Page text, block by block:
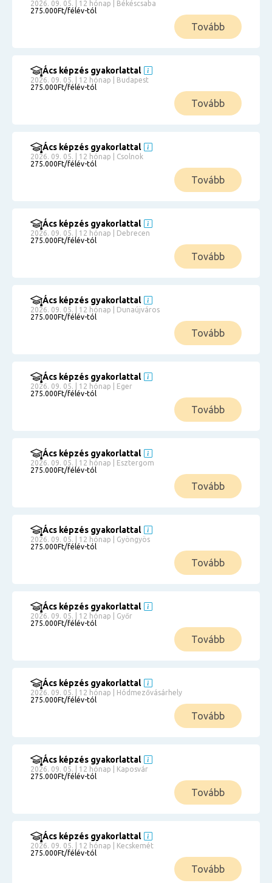
2026. 09. 05. | 12 hónap | Békéscsaba
275.000Ft/félév-tól
Tovább
Ács képzés gyakorlattal
2026. 09. 05. | 12 hónap | Budapest
275.000Ft/félév-tól
Tovább
Ács képzés gyakorlattal
2026. 09. 05. | 12 hónap | Csolnok
275.000Ft/félév-tól
Tovább
Ács képzés gyakorlattal
2026. 09. 05. | 12 hónap | Debrecen
275.000Ft/félév-tól
Tovább
Ács képzés gyakorlattal
2026. 09. 05. | 12 hónap | Dunaújváros
275.000Ft/félév-tól
Tovább
Ács képzés gyakorlattal
2026. 09. 05. | 12 hónap | Eger
275.000Ft/félév-tól
Tovább
Ács képzés gyakorlattal
2026. 09. 05. | 12 hónap | Esztergom
275.000Ft/félév-tól
Tovább
Ács képzés gyakorlattal
2026. 09. 05. | 12 hónap | Gyöngyös
275.000Ft/félév-tól
Tovább
Ács képzés gyakorlattal
2026. 09. 05. | 12 hónap | Győr
275.000Ft/félév-tól
Tovább
Ács képzés gyakorlattal
2026. 09. 05. | 12 hónap | Hódmezővásárhely
275.000Ft/félév-tól
Tovább
Ács képzés gyakorlattal
2026. 09. 05. | 12 hónap | Kaposvár
275.000Ft/félév-tól
Tovább
Ács képzés gyakorlattal
2026. 09. 05. | 12 hónap | Kecskemét
275.000Ft/félév-tól
Tovább